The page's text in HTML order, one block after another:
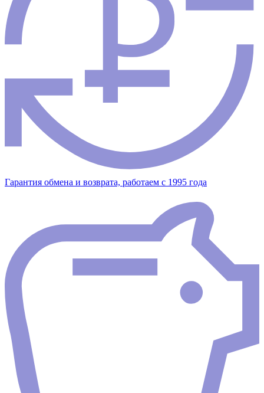
Гарантия обмена и возврата, работаем с 1995 года